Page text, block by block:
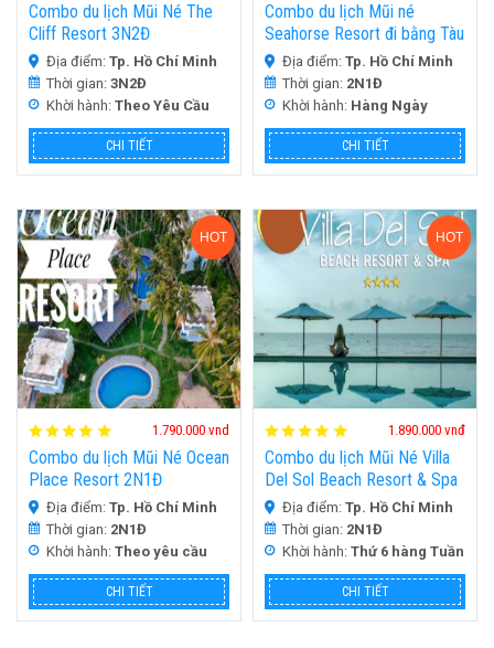
Combo du lịch Mũi Né The
Cliff Resort 3N2Đ
Địa điểm: Tp. Hồ Chí Minh
Thời gian: 3N2Đ
Khời hành: Theo Yêu Cầu
CHI TIẾT
Combo du lịch Mũi né
Seahorse Resort đi bằng Tàu
Lửa 2N1Đ
Địa điểm: Tp. Hồ Chí Minh
Thời gian: 2N1Đ
Khời hành: Hàng Ngày
CHI TIẾT
HOT
1.790.000 vnd
Combo du lịch Mũi Né Ocean
Place Resort 2N1Đ
Địa điểm: Tp. Hồ Chí Minh
Thời gian: 2N1Đ
Khời hành: Theo yêu cầu
CHI TIẾT
HOT
1.890.000 vnđ
Combo du lịch Mũi Né Villa
Del Sol Beach Resort & Spa
2N1ĐĐịa điểm: Tp. Hồ Chí Minh
Thời gian: 2N1Đ
Khời hành: Thứ 6 hàng Tuần
CHI TIẾT